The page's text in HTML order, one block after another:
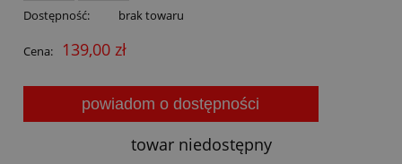
Dostępność: brak towaru
Cena: 139,00 zł
powiadom o dostępności
towar niedostępny